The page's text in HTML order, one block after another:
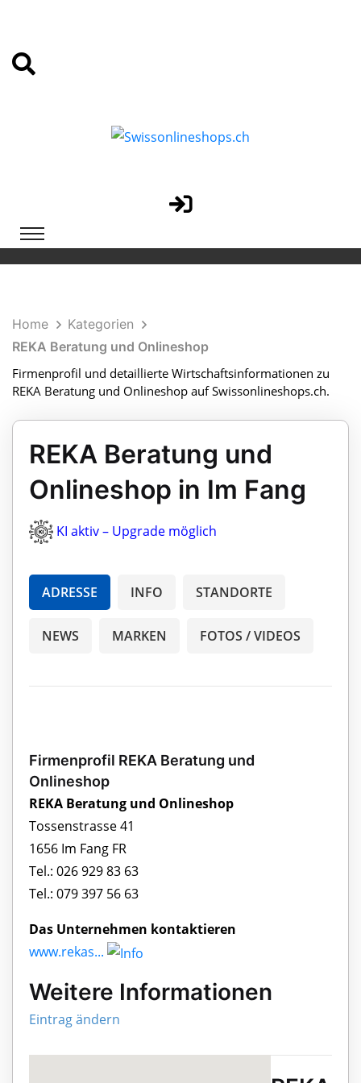
Home
Kategorien
REKA Beratung und Onlineshop
Firmenprofil und detaillierte Wirtschaftsinformationen zu
REKA Beratung und Onlineshop auf Swissonlineshops.ch.
REKA Beratung und
Onlineshop in Im Fang
KI aktiv – Upgrade möglich
ADRESSE INFO STANDORTE
NEWS MARKEN FOTOS / VIDEOS
Firmenprofil REKA Beratung und
Onlineshop
REKA Beratung und Onlineshop
Tossenstrasse 41
1656 Im Fang FR
Tel.: 026 929 83 63
Tel.: 079 397 56 63
Das Unternehmen kontaktieren
www.rekas...
Weitere Informationen
Eintrag ändern